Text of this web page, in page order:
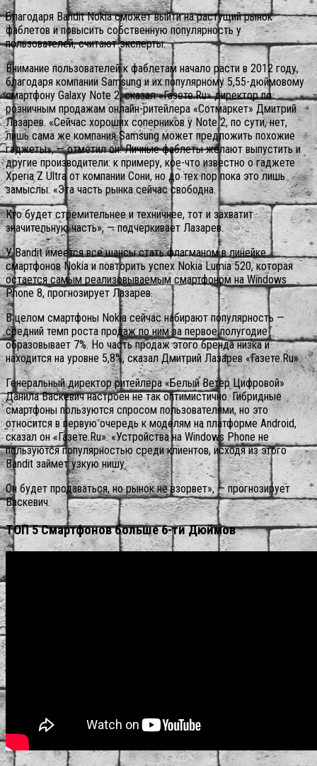
Благодаря Bandit Nokia сможет выйти на растущий рынок
фаблетов и повысить собственную популярность у
пользователей, считают эксперты.
Внимание пользователей к фаблетам начало расти в 2012 году,
благодаря компании Samsung и их популярному 5,55-дюймовому
смартфону Galaxy Note 2, сказал «Газете.Ru» директор по
розничным продажам онлайн-ритейлера «Сотмаркет» Дмитрий
Лазарев. «Сейчас хороших соперников у Note 2, по сути, нет,
лишь сама же компания Samsung может предложить похожие
гаджеты», — отметил он. Личные фаблеты желают выпустить и
другие производители: к примеру, кое-что известно о гаджете
Xperia Z Ultra от компании Сони, но до тех пор пока это лишь
замыслы. «Эта часть рынка сейчас свободна.
Кто будет стремительнее и техничнее, тот и захватит
значительную часть», — подчеркивает Лазарев.
У Bandit имеется все шансы стать флагманом в линейке
смартфонов Nokia и повторить успех Nokia Lumia 520, которая
остается самым реализовываемым смартфоном на Windows
Phone 8, прогнозирует Лазарев.
В целом смартфоны Nokia сейчас набирают популярность —
средний темп роста продаж по ним за первое полугодие
образовывает 7%. Но часть продаж этого бренда низка и
находится на уровне 5,8%, сказал Дмитрий Лазарев «Газете.Ru».
Генеральный директор ритейлера «Белый Ветер Цифровой»
Данила Васкевич настроен не так оптимистично. Гибридные
смартфоны пользуются спросом пользователями, но это
относится в первую очередь к моделям на платформе Android,
сказал он «Газете.Ru». «Устройства на Windows Phone не
пользуются популярностью среди клиентов, исходя из этого
Bandit займет узкую нишу.
Он будет продаваться, но рынок не взорвет», — прогнозирует
Васкевич.
ТОП 5 Смартфонов больше 6-ти Дюймов